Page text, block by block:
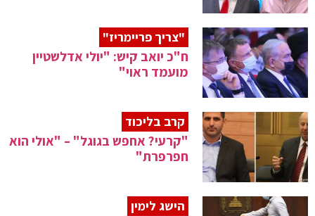
"צריך פריימריז"
ח"כ יואב קיש: "יולי אדלשטיין
מועמד ראוי"
קרב בליכוד
"קרעי? אחפש בגוגל" – "אולי הוא
חפרפרת"
הישג לימין